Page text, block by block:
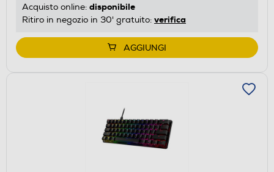
Acquisto online: disponibile
Ritiro in negozio in 30' gratuito: verifica
AGGIUNGI